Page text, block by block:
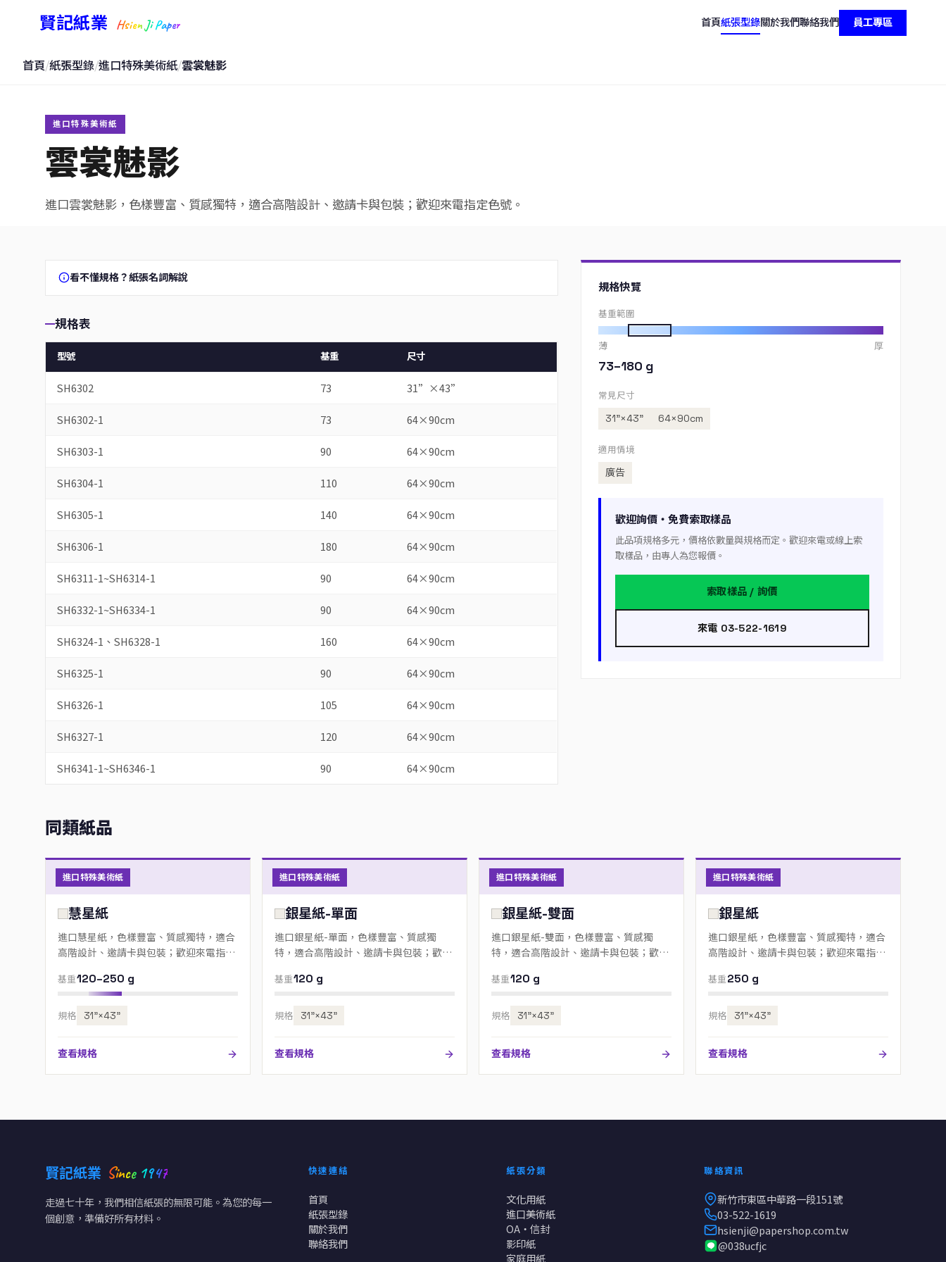
賢記紙業 Hsien Ji Paper 首頁紙張型錄關於我們聯絡我們 員工專區
首頁/紙張型錄/進口特殊美術紙/雲裳魅影
進口特殊美術紙
雲裳魅影
進口雲裳魅影，色樣豐富、質感獨特，適合高階設計、邀請卡與包裝；歡迎來電指定色號。
看不懂規格？紙張名詞解說
規格表
型號 基重 尺寸
SH6302 73 31”×43”
SH6302-1 73 64×90cm
SH6303-1 90 64×90cm
SH6304-1 110 64×90cm
SH6305-1 140 64×90cm
SH6306-1 180 64×90cm
SH6311-1~SH6314-1 90 64×90cm
SH6332-1~SH6334-1 90 64×90cm
SH6324-1、SH6328-1 160 64×90cm
SH6325-1 90 64×90cm
SH6326-1 105 64×90cm
SH6327-1 120 64×90cm
SH6341-1~SH6346-1 90 64×90cm
規格快覽
基重範圍
薄 厚
73–180 g
常見尺寸
31”×43” 64×90cm
適用情境
廣告
歡迎詢價・免費索取樣品
此品項規格多元，價格依數量與規格而定。歡迎來電或線上索
取樣品，由專人為您報價。
索取樣品 / 詢價
來電 03-522-1619
同類紙品
進口特殊美術紙
慧星紙
進口慧星紙，色樣豐富、質感獨特，適合
高階設計、邀請卡與包裝；歡迎來電指定
基重120–250 g
規格 31”×43”
查看規格
進口特殊美術紙
銀星紙-單面
進口銀星紙-單面，色樣豐富、質感獨
特，適合高階設計、邀請卡與包裝；歡迎
基重120 g
規格 31”×43”
查看規格
進口特殊美術紙
銀星紙-雙面
進口銀星紙-雙面，色樣豐富、質感獨
特，適合高階設計、邀請卡與包裝；歡迎
基重120 g
規格 31”×43”
查看規格
進口特殊美術紙
銀星紙
進口銀星紙，色樣豐富、質感獨特，適合
高階設計、邀請卡與包裝；歡迎來電指定
基重250 g
規格 31”×43”
查看規格
賢記紙業 Since 1947
走過七十年，我們相信紙張的無限可能。為您的每一
個創意，準備好所有材料。
快速連結
首頁
紙張型錄
關於我們
聯絡我們
紙張分類
文化用紙
進口美術紙
OA・信封
影印紙
家庭用紙
聯絡資訊
新竹市東區中華路一段151號
03-522-1619
hsienji@papershop.com.tw
@038ucfjc